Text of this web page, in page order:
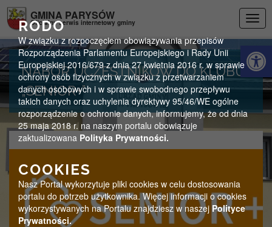
RODO
W związku z rozpoczęciem obowiązywania przepisów
Rozporządzenia Parlamentu Europejskiego i Rady Unii
Europejskiej 2016/679 z dnia 27 kwietnia 2016 r. w sprawie
ochrony osób fizycznych w związku z przetwarzaniem
danych osobowych i w sprawie swobodnego przepływu
takich danych oraz uchylenia dyrektywy 95/46/WE ogólne
rozporządzenie o ochronie danych, informujemy, że od dnia
25 maja 2018 r. na naszym portalu obowiązuje
zaktualizowana Polityka Prywatności.
COOKIES
Nasz Portal wykorzytuje pliki cookies w celu dostosowania
portalu do potrzeb użytkownika. Więcej informacji o cookies
wykorzystywanych na Portalu znajdziesz w naszej Polityce
Prywatności.
GMINA PARYSÓW
Oficjalny serwis internetowy gminy
NABÓR UCZESTNIKÓW DO KLUBU
„SENIOR+”